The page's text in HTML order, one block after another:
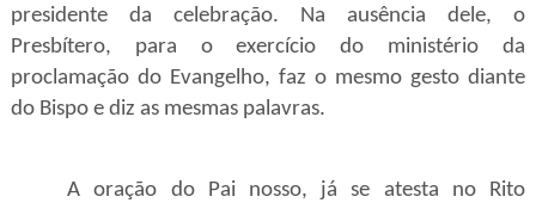
presidente da celebração. Na ausência dele, o
Presbítero, para o exercício do ministério da
proclamação do Evangelho, faz o mesmo gesto diante
do Bispo e diz as mesmas palavras.
A oração do Pai nosso, já se atesta no Rito